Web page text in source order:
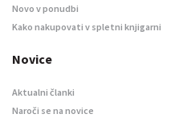
Novo v ponudbi
Kako nakupovati v spletni knjigarni
Novice
Aktualni članki
Naroči se na novice